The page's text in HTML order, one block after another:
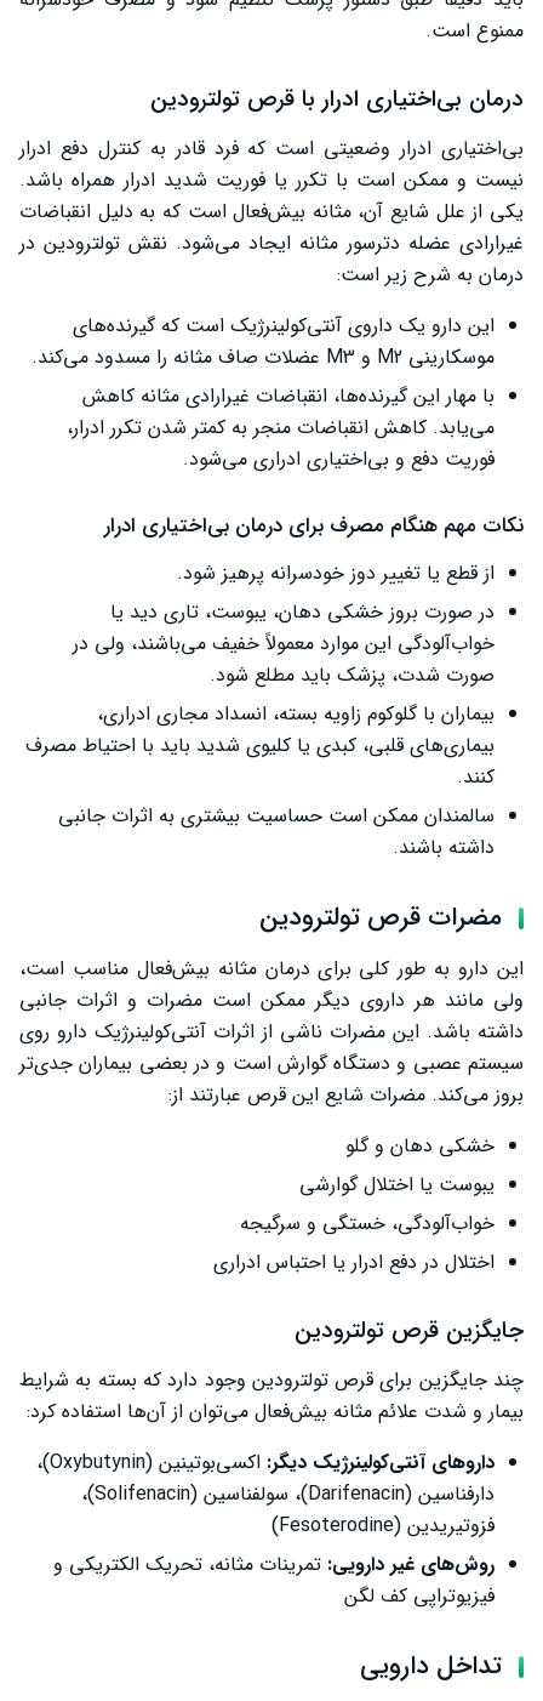
ممنوع است.
درمان بی‌اختیاری ادرار با قرص تولترودین
بی‌اختیاری ادرار وضعیتی است که فرد قادر به کنترل دفع ادرار
نیست و ممکن است با تکرر یا فوریت شدید ادرار همراه باشد.
یکی از علل شایع آن، مثانه بیش‌فعال است که به دلیل انقباضات
غیرارادی عضله دترسور مثانه ایجاد می‌شود. نقش تولترودین در
درمان به شرح زیر است:
این دارو یک داروی آنتی‌کولینرژیک است که گیرنده‌های
موسکارینی M2 و M3 عضلات صاف مثانه را مسدود می‌کند.
با مهار این گیرنده‌ها، انقباضات غیرارادی مثانه کاهش
می‌یابد. کاهش انقباضات منجر به کمتر شدن تکرر ادرار،
فوریت دفع و بی‌اختیاری ادراری می‌شود.
نکات مهم هنگام مصرف برای درمان بی‌اختیاری ادرار
از قطع یا تغییر دوز خودسرانه پرهیز شود.
در صورت بروز خشکی دهان، یبوست، تاری دید یا
خواب‌آلودگی این موارد معمولاً خفیف می‌باشند، ولی در
صورت شدت، پزشک باید مطلع شود.
بیماران با گلوکوم زاویه بسته، انسداد مجاری ادراری،
بیماری‌های قلبی، کبدی یا کلیوی شدید باید با احتیاط مصرف
کنند.
سالمندان ممکن است حساسیت بیشتری به اثرات جانبی
داشته باشند.
مضرات قرص تولترودین
این دارو به طور کلی برای درمان مثانه بیش‌فعال مناسب است،
ولی مانند هر داروی دیگر ممکن است مضرات و اثرات جانبی
داشته باشد. این مضرات ناشی از اثرات آنتی‌کولینرژیک دارو روی
سیستم عصبی و دستگاه گوارش است و در بعضی بیماران جدی‌تر
بروز می‌کند. مضرات شایع این قرص عبارتند از:
خشکی دهان و گلو
یبوست یا اختلال گوارشی
خواب‌آلودگی، خستگی و سرگیجه
اختلال در دفع ادرار یا احتباس ادراری
جایگزین قرص تولترودین
چند جایگزین برای قرص تولترودین وجود دارد که بسته به شرایط
بیمار و شدت علائم مثانه بیش‌فعال می‌توان از آن‌ها استفاده کرد:
داروهای آنتی‌کولینرژیک دیگر:
اکسی‌بوتینین (Oxybutynin)،
دارفناسین (Darifenacin)، سولفناسین (Solifenacin)،
فزوتیریدین (Fesoterodine)
روش‌های غیر دارویی: تمرینات مثانه، تحریک الکتریکی و
فیزیوتراپی کف لگن
تداخل دارویی